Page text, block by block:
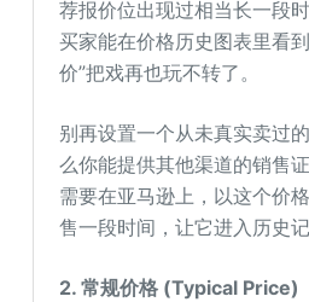
荐报价位出现过相当长一段
买家能在价格历史图表里看
价”把戏再也玩不转了。
别再设置一个从未真实卖过
么你能提供其他渠道的销售
需要在亚马逊上，以这个价
售一段时间，让它进入历史记
2. 常规价格 (Typical Price)